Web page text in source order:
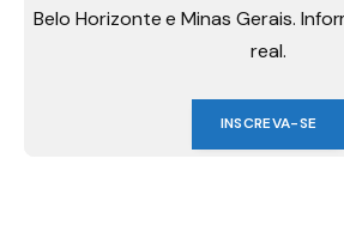
Belo Horizonte e Minas Gerais.
real.
INSCREVA-SE